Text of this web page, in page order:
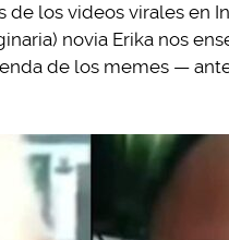
de los videos virales en
novia Erika nos
de los memes —